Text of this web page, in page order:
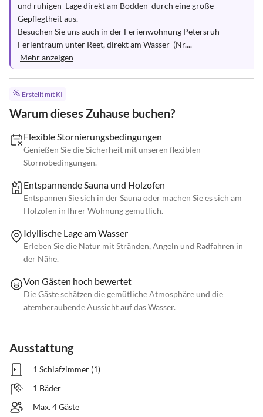
und ruhigen  Lage direkt am Bodden  durch eine große
Gepflegtheit aus.
Besuchen Sie uns auch in der Ferienwohnung Petersruh -
Ferientraum unter Reet, direkt am Wasser  (Nr....
Mehr anzeigen
Erstellt mit KI
Warum dieses Zuhause buchen?
Flexible Stornierungsbedingungen
Genießen Sie die Sicherheit mit unseren flexiblen
Stornobedingungen.
Entspannende Sauna und Holzofen
Entspannen Sie sich in der Sauna oder machen Sie es sich am
Holzofen in Ihrer Wohnung gemütlich.
Idyllische Lage am Wasser
Erleben Sie die Natur mit Stränden, Angeln und Radfahren in
der Nähe.
Von Gästen hoch bewertet
Die Gäste schätzen die gemütliche Atmosphäre und die
atemberaubende Aussicht auf das Wasser.
Ausstattung
1 Schlafzimmer (1)
1 Bäder
Max. 4 Gäste